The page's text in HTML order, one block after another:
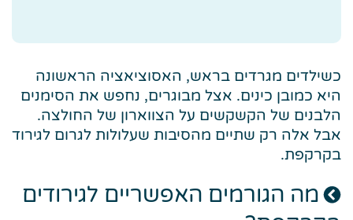
כשילדים מגרדים בראש, האסוציאציה הראשונה
היא כמובן כינים. אצל מבוגרים, נחפש את הסימנים
הלבנים של הקשקשים על הצווארון של החולצה.
אבל אלה רק שתיים מהסיבות שעלולות לגרום לגירוד
בקרקפת.
מה הגורמים האפשריים לגירודים